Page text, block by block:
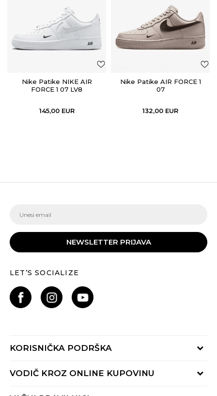
Nike Patike NIKE AIR
FORCE 1 07 LV8
145,00 EUR
Nike Patike AIR FORCE 1
07
132,00 EUR
NEWSLETTER PRIJAVA
LET’S SOCIALIZE
KORISNIČKA PODRŠKA
Provjeri status porudžbine
VODIČ KROZ ONLINE KUPOVINU
Načini isporuke